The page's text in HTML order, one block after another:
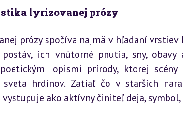
lyrizovanej prózy
prózy spočíva najmä v hľadaní
postáv, ich vnútorné pnutia, sny,
opismi prírody, ktorej
sveta hrdinov. Zatiaľ čo v starších
ako aktívny činiteľ deja,